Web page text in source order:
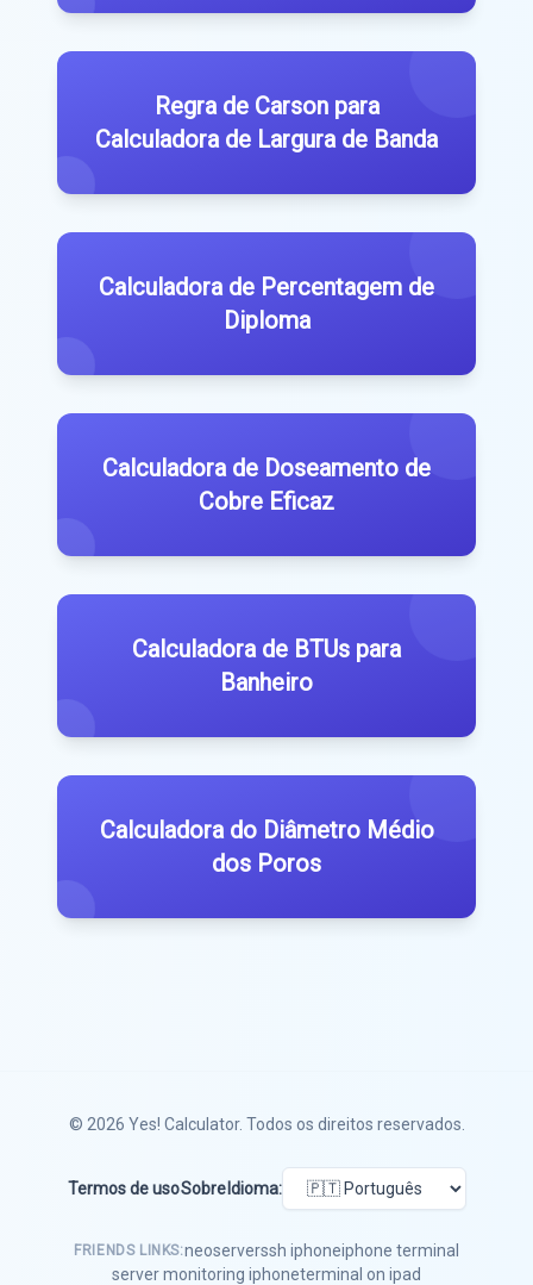
Regra de Carson para
Calculadora de Largura de Banda
Calculadora de Percentagem de
Diploma
Calculadora de Doseamento de
Cobre Eficaz
Calculadora de BTUs para
Banheiro
Calculadora do Diâmetro Médio
dos Poros
© 2026 Yes! Calculator. Todos os direitos reservados.
Termos de usoSobreIdioma:
FRIENDS LINKS:neoserverssh iphoneiphone terminal
server monitoring iphoneterminal on ipad